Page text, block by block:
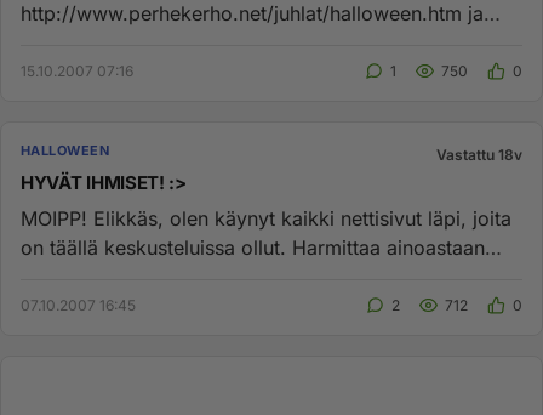
http://www.perhekerho.net/juhlat/halloween.htm ja
15.10.2007 07:16 1 750 0
HALLOWEEN Vastattu 18v
HYVÄT IHMISET! :>
MOIPP! Elikkäs, olen käynyt kaikki nettisivut läpi, joita
on täällä keskusteluissa ollut. Harmittaa ainoastaan
07.10.2007 16:45 2 712 0